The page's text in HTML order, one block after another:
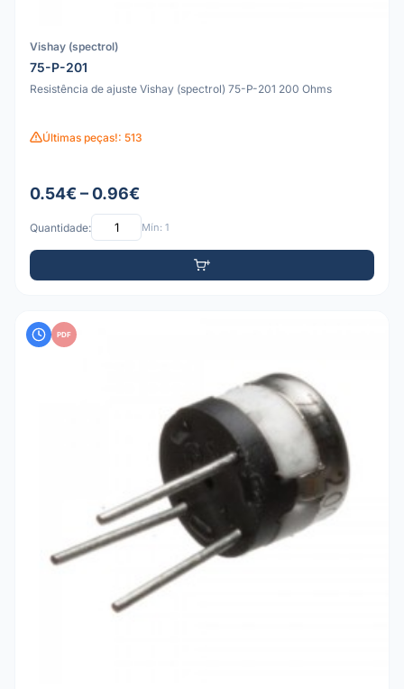
Vishay (spectrol)
75-P-201
Resistência de ajuste Vishay (spectrol) 75-P-201 200 Ohms
Últimas peças!: 513
0.54€ – 0.96€
Quantidade: Mín: 1
PDF